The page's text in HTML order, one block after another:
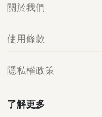
關於我們
使用條款
隱私權政策
了解更多